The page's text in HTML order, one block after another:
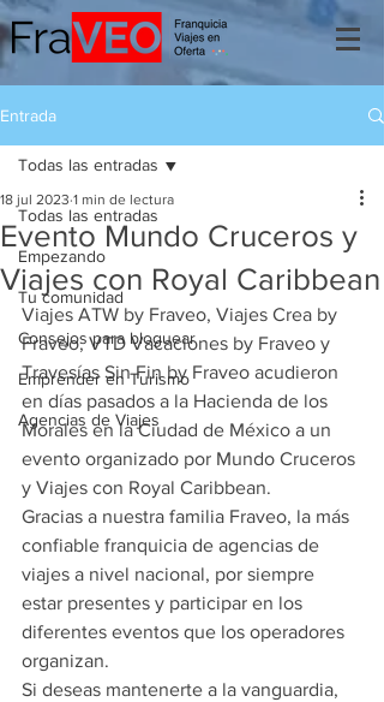
Entrada
Todas las entradas
Empezando
Tu comunidad
Consejos para bloguear
Emprender en Turismo
Agencias de Viajes
Todas las entradas
Evento Mundo Cruceros y
Viajes con Royal Caribbean
18 jul 2023 1 min de lectura
Viajes ATW by Fraveo, Viajes Crea by
Fraveo, VTD Vacaciones by Fraveo y
Travesías Sin Fin by Fraveo acudieron
en días pasados a la Hacienda de los
Morales en la Ciudad de México a un
evento organizado por Mundo Cruceros
y Viajes con Royal Caribbean.
Gracias a nuestra familia Fraveo, la más
confiable franquicia de agencias de
viajes a nivel nacional, por siempre
estar presentes y participar en los
diferentes eventos que los operadores
organizan.
Si deseas mantenerte a la vanguardia,